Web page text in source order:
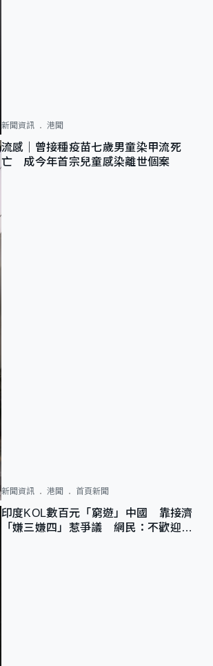
新聞資訊 港聞
流感｜曾接種疫苗七歲男童染甲流死
亡 成今年首宗兒童感染離世個案
新聞資訊 港聞 首頁新聞
印度KOL數百元「窮遊」中國 靠接濟
「嫌三嫌四」惹爭議 網民：不歡迎劣